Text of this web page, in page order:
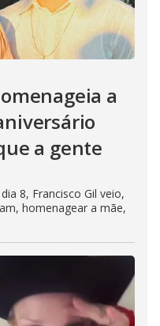
a
a gente
8, Francisco Gil veio,
homenagear a mãe,